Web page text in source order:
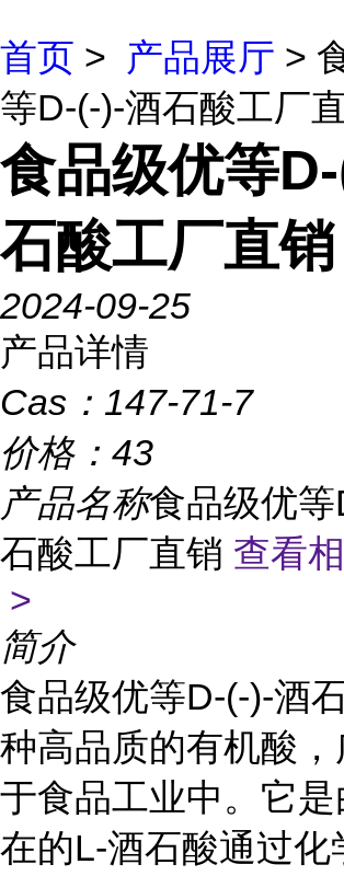
首页 > 产品展厅 >
等D-(-)-酒石酸工厂
食品级优等
石酸工厂直销
2024-09-25
产品详情
Cas： 147-71-7
价格： 43
产品名称食品级优
石酸工厂直销 查看
>
简介
食品级优等D-(-)-酒
种高品质的有机酸，
于食品工业中。它
在的L-酒石酸通过化